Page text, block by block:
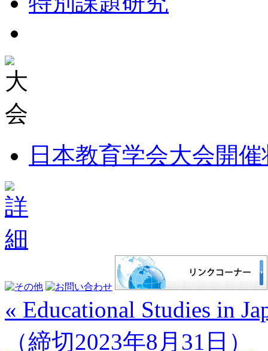
日本教育学会大会開
« Educational Studies in
（締切2023年8月31日）